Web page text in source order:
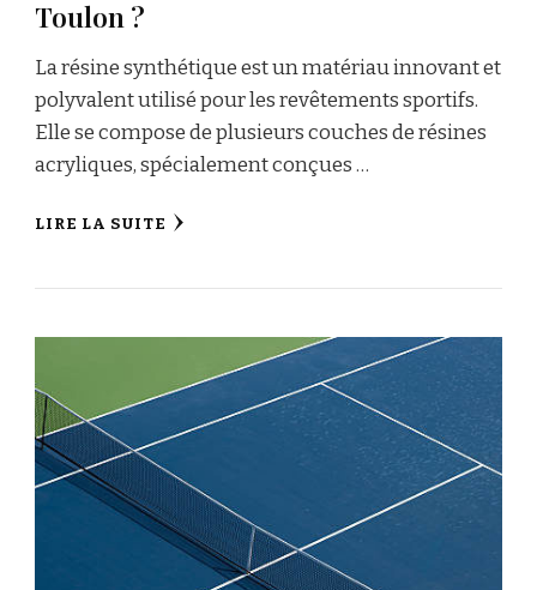
Toulon ?
La résine synthétique est un matériau innovant et
polyvalent utilisé pour les revêtements sportifs.
Elle se compose de plusieurs couches de résines
acryliques, spécialement conçues …
LIRE LA SUITE